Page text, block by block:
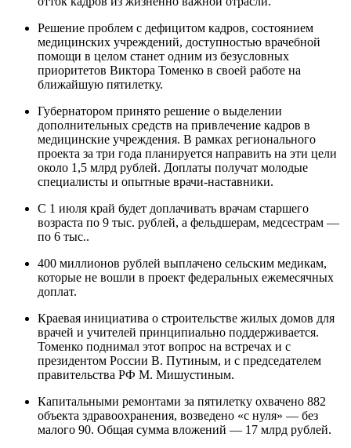
Решение проблем с дефицитом кадров, состоянием
медицинских учреждений, доступностью врачебной
помощи в целом станет одним из безусловных
приоритетов Виктора Томенко в своей работе на
ближайшую пятилетку.
Губернатором принято решение о выделении
дополнительных средств на привлечение кадров в
медицинские учреждения. В рамках регионального
проекта за три года планируется направить на эти цели
около 1,5 млрд рублей. Доплаты получат молодые
специалисты и опытные врачи-наставники.
С 1 июля край будет доплачивать врачам старшего
возраста по 9 тыс. рублей, а фельдшерам, медсестрам —
по 6 тыс..
400 миллионов рублей выплачено сельским медикам,
которые не вошли в проект федеральных ежемесячных
доплат.
Краевая инициатива о строительстве жилых домов для
врачей и учителей принципиально поддерживается.
Томенко поднимал этот вопрос на встречах и с
президентом России В. Путиным, и с председателем
правительства РФ М. Мишустиным.
Капитальными ремонтами за пятилетку охвачено 882
объекта здравоохранения, возведено «с нуля» — без
малого 90. Общая сумма вложений — 17 млрд рублей.